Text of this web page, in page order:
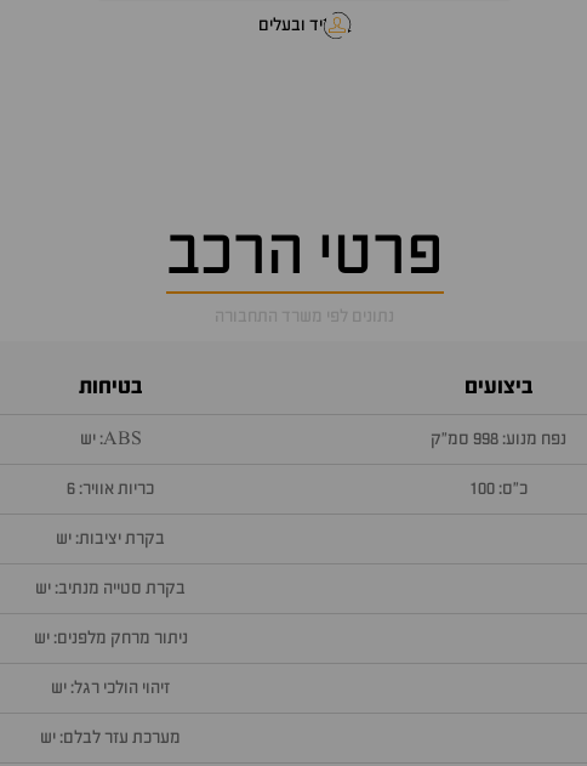
יד ובעלים
פרטי הרכב
נתונים לפי משרד התחבורה
ביצועים
נפח מנוע: 998 סמ״ק
כ״ס: 100
בטיחות
ABS: יש
כריות אוויר: 6
בקרת יציבות: יש
בקרת סטייה מנתיב: יש
ניתור מרחק מלפנים: יש
זיהוי הולכי רגל: יש
מערכת עזר לבלם: יש